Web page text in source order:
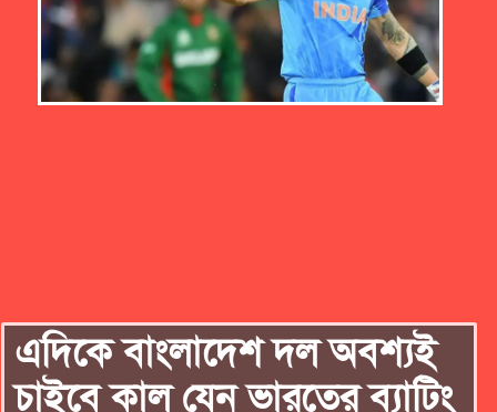
এদিকে বাংলাদেশ দল অবশ্যই
চাইবে কাল যেন ভারতের ব্যাটিং